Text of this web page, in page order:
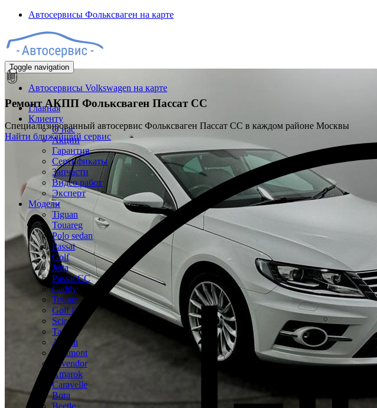
Автосервисы Фольксваген на карте
Toggle navigation
Автосервисы Volkswagen на карте
Главная
Клиенту
О нас
Акции
Гарантия
Сертификаты
Запчасти
Видео работ
Эксперт
Модели
Tiguan
Touareg
Polo sedan
Passat
Golf
Jetta
Passat CC
Caddy
Touran
Golf Plus
Scirocco
Tayron
Arteon
Teramont
Tavendor
Amarok
Caravelle
Bora
Beetle
Ремонт АКПП Фольксваген Пассат СС
Специализированный автосервис Фольксваген Пассат СС в каждом районе Москвы
Найти ближайший сервис